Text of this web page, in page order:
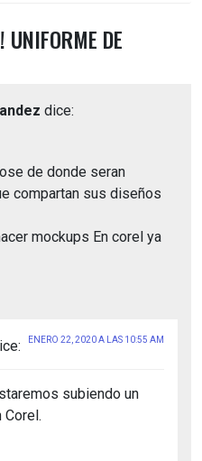
UNIFORME DE
dice:
de donde seran
compartan sus diseños
mockups En corel ya
ENERO 22, 2020 A LAS 10:55 AM
subiendo un